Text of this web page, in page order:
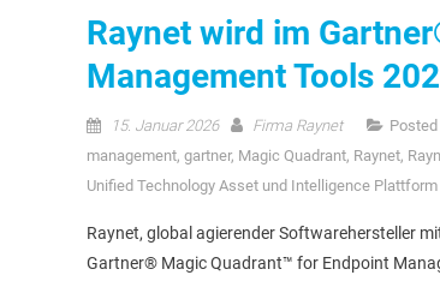
Raynet wird im
Management Tools
15. Januar 2026 Firma Raynet
management, gartner, Magic Quadrant, Raynet,
Unified Technology Asset und Intelligence Plattform
Raynet, global agierender Softwarehersteller
Gartner® Magic Quadrant™ for Endpoint